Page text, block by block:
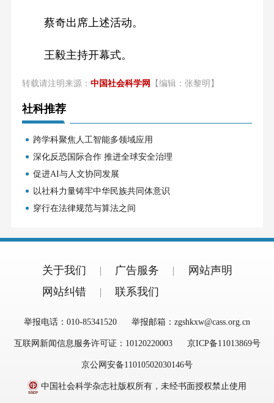
蔡奇出席上述活动。
王毅主持开幕式。
转载请注明来源： 中国社会科学网 【编辑：张黎明】
社科推荐
跨学科聚焦人工智能多领域应用
深化反恐国际合作 推进全球安全治理
促进AI与人文协同发展
以社科力量铸牢中华民族共同体意识
穿行在法律规范与算法之间
关于我们 广告服务
网站声明
网站纠错
联系我们
举报电话：010-85341520 举报邮箱：zgshkxw@cass.org.cn
互联网新闻信息服务许可证：10120220003 京ICP备11013869号
京公网安备11010502030146号
中国社会科学杂志社版权所有，未经书面授权禁止使用